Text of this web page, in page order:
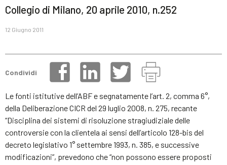
Collegio di Milano, 20 aprile 2010, n.252
12 Giugno 2011
Condividi
Le fonti istitutive dell’ABF e segnatamente l’art. 2, comma 6°,
della Deliberazione CICR del 29 luglio 2008, n. 275, recante
“Disciplina dei sistemi di risoluzione stragiudiziale delle
controversie con la clientela ai sensi dell’articolo 128-bis del
decreto legislativo 1° settembre 1993, n. 385, e successive
modificazioni”, prevedono che “non possono essere proposti